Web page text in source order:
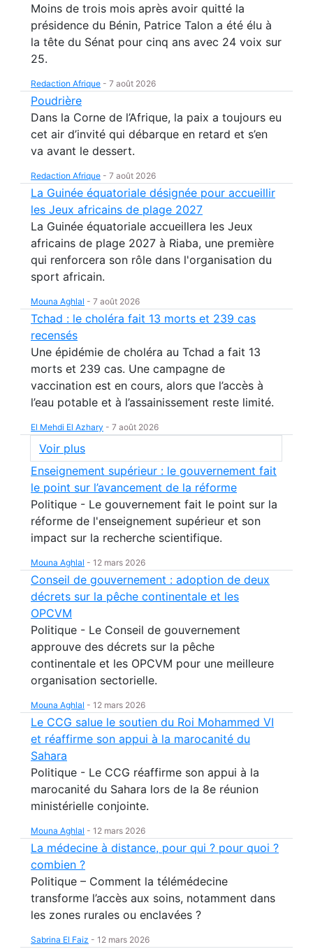
Moins de trois mois après avoir quitté la
présidence du Bénin, Patrice Talon a été élu à
la tête du Sénat pour cinq ans avec 24 voix sur
25.
Redaction Afrique - 7 août 2026
Poudrière
Dans la Corne de l’Afrique, la paix a toujours eu
cet air d’invité qui débarque en retard et s’en
va avant le dessert.
Redaction Afrique - 7 août 2026
La Guinée équatoriale désignée pour accueillir
les Jeux africains de plage 2027
La Guinée équatoriale accueillera les Jeux
africains de plage 2027 à Riaba, une première
qui renforcera son rôle dans l'organisation du
sport africain.
Mouna Aghlal - 7 août 2026
Tchad : le choléra fait 13 morts et 239 cas
recensés
Une épidémie de choléra au Tchad a fait 13
morts et 239 cas. Une campagne de
vaccination est en cours, alors que l’accès à
l’eau potable et à l’assainissement reste limité.
El Mehdi El Azhary - 7 août 2026
Voir plus
Enseignement supérieur : le gouvernement fait
le point sur l’avancement de la réforme
Politique - Le gouvernement fait le point sur la
réforme de l'enseignement supérieur et son
impact sur la recherche scientifique.
Mouna Aghlal - 12 mars 2026
Conseil de gouvernement : adoption de deux
décrets sur la pêche continentale et les
OPCVM
Politique - Le Conseil de gouvernement
approuve des décrets sur la pêche
continentale et les OPCVM pour une meilleure
organisation sectorielle.
Mouna Aghlal - 12 mars 2026
Le CCG salue le soutien du Roi Mohammed VI
et réaffirme son appui à la marocanité du
Sahara
Politique - Le CCG réaffirme son appui à la
marocanité du Sahara lors de la 8e réunion
ministérielle conjointe.
Mouna Aghlal - 12 mars 2026
La médecine à distance, pour qui ? pour quoi ?
combien ?
Politique – Comment la télémédecine
transforme l’accès aux soins, notamment dans
les zones rurales ou enclavées ?
Sabrina El Faiz - 12 mars 2026